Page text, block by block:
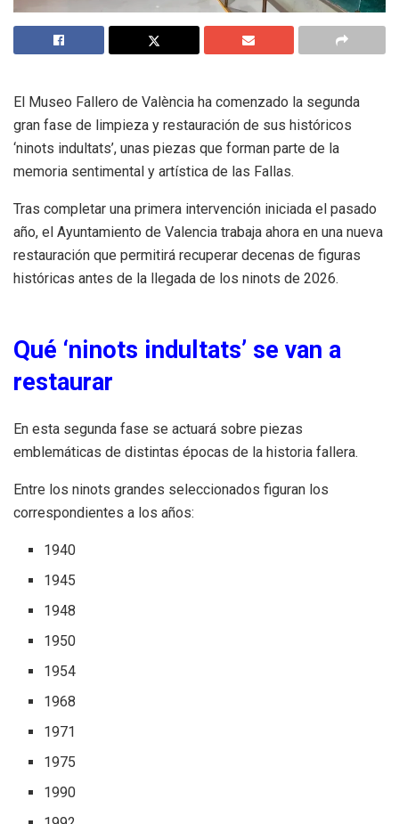
El Museo Fallero de València ha comenzado la segunda
gran fase de limpieza y restauración de sus históricos
‘ninots indultats’, unas piezas que forman parte de la
memoria sentimental y artística de las Fallas.
Tras completar una primera intervención iniciada el pasado
año, el Ayuntamiento de Valencia trabaja ahora en una nueva
restauración que permitirá recuperar decenas de figuras
históricas antes de la llegada de los ninots de 2026.
Qué ‘ninots indultats’ se van a
restaurar
En esta segunda fase se actuará sobre piezas
emblemáticas de distintas épocas de la historia fallera.
Entre los ninots grandes seleccionados figuran los
correspondientes a los años:
1940
1945
1948
1950
1954
1968
1971
1975
1990